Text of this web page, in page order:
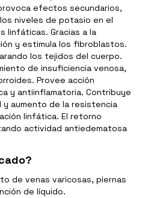
efectos secundarios,
niveles de potasio en el
linfáticas. Gracias a la
y estimula los fibroblastos.
los tejidos del cuerpo.
de insuficiencia venosa,
Provee acción
y antiinflamatoria. Contribuye
y aumento de la resistencia
linfática. El retorno
actividad antiedematosa
de venas varicosas, piernas
de líquido.